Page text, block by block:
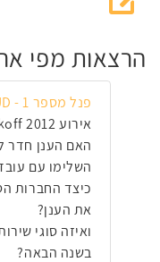
הרצאות מפי
פנל מספר 1 - CLOUD – חלום או מציאות שמתגשמת
אירוע Kickoff 2012, שבת, 21 בינואר 2012, 09:40
האם הענן חדר
השלימו עם
כיצד החברות
את הענן?
ואיזה סוגי
בשנה הבאה?